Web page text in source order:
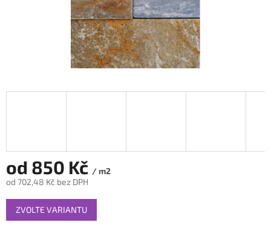
od 850 Kč / m2
od 702,48 Kč bez DPH
Měrná
cena:
ZVOLTE VARIANTU